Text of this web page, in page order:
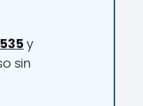
y
sin